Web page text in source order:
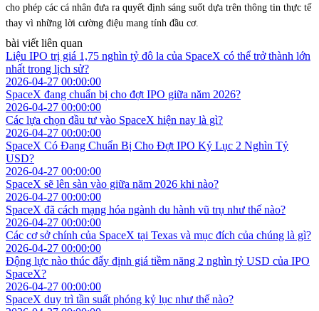
cho phép các cá nhân đưa ra quyết định sáng suốt dựa trên thông tin thực tế
thay vì những lời cường điệu mang tính đầu cơ.
bài viết liên quan
Liệu IPO trị giá 1,75 nghìn tỷ đô la của SpaceX có thể trở thành lớn
nhất trong lịch sử?
2026-04-27 00:00:00
SpaceX đang chuẩn bị cho đợt IPO giữa năm 2026?
2026-04-27 00:00:00
Các lựa chọn đầu tư vào SpaceX hiện nay là gì?
2026-04-27 00:00:00
SpaceX Có Đang Chuẩn Bị Cho Đợt IPO Kỷ Lục 2 Nghìn Tỷ
USD?
2026-04-27 00:00:00
SpaceX sẽ lên sàn vào giữa năm 2026 khi nào?
2026-04-27 00:00:00
SpaceX đã cách mạng hóa ngành du hành vũ trụ như thế nào?
2026-04-27 00:00:00
Các cơ sở chính của SpaceX tại Texas và mục đích của chúng là gì?
2026-04-27 00:00:00
Động lực nào thúc đẩy định giá tiềm năng 2 nghìn tỷ USD của IPO
SpaceX?
2026-04-27 00:00:00
SpaceX duy trì tần suất phóng kỷ lục như thế nào?